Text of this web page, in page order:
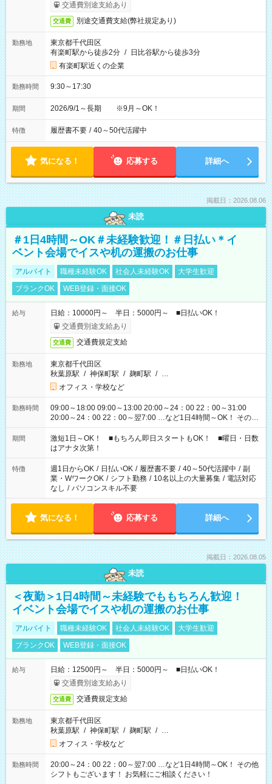
交通費別途支給あり
交通費 別途交通費支給(弊社規定あり)
勤務地
東京都千代田区
有楽町駅から徒歩2分 / 日比谷駅から徒歩3分
有楽町駅近くの企業
勤務時間 9:30～17:30
期間 2026/9/1～長期 ※9月～OK！
特徴 履歴書不要 / 40～50代活躍中
気になる！ 応募する 詳細へ
掲載日：2026.08.06
未読
＃1日4時間～OK＃未経験歓迎！＃日払い＊イ
ベント会場でイスや机の運搬のお仕事
アルバイト 職種未経験OK 社会人未経験OK
大学生歓迎
ブランクOK
WEB登録・面接OK
給与
日給：10000円～ 半日：5000円～ ■日払いOK！
交通費別途支給あり
交通費 交通費規定支給
勤務地
東京都千代田区
秋葉原駅 / 神保町駅 / 麹町駅 / …
オフィス・学校など
勤務時間
09:00～18:00 09:00～13:00 20:00～24：00 22：00～31:00
20:00～24：00 22：00～翌7:00 …など1日4時間～OK！ その他
シフトもございます！ お気軽にご相談ください！
期間
激短1日～OK！ ■もちろん即日スタートもOK！ ■曜日・日数
はアナタ次第！
特徴 週1日からOK / 日払いOK / 履歴書不要 / 40～50代活躍中 / 副
業・WワークOK / シフト勤務 / 10名以上の大量募集 / 電話対応
なし / パソコンスキル不要
気になる！ 応募する 詳細へ
掲載日：2026.08.05
未読
＜夜勤＞1日4時間～未経験でももちろん歓迎！
イベント会場でイスや机の運搬のお仕事
アルバイト 職種未経験OK 社会人未経験OK
大学生歓迎
ブランクOK
WEB登録・面接OK
給与
日給：12500円～ 半日：5000円～ ■日払いOK！
交通費別途支給あり
交通費 交通費規定支給
勤務地
東京都千代田区
秋葉原駅 / 神保町駅 / 麹町駅 / …
オフィス・学校など
勤務時間
20:00～24：00 22：00～翌7:00 …など1日4時間～OK！ その他
シフトもございます！ お気軽にご相談ください！